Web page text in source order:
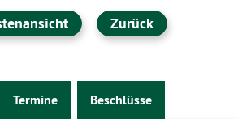
Zurück
Termine Beschlüsse